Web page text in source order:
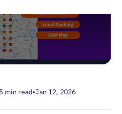
5 min read•Jan 12, 2026